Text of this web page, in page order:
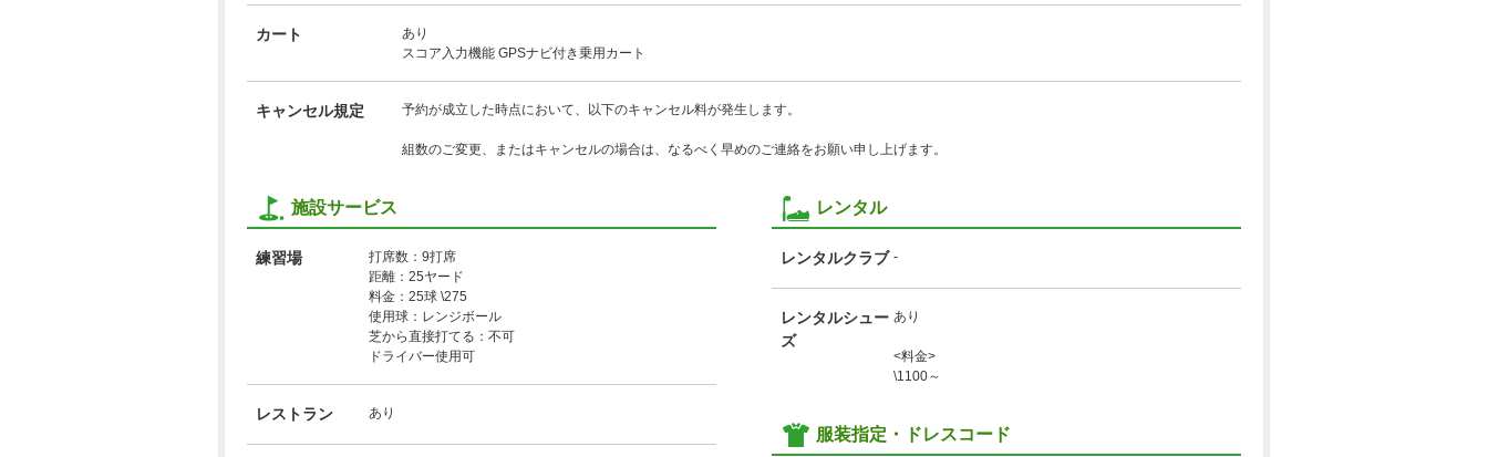
カート
あり
スコア入力機能 GPSナビ付き乗用カート
キャンセル規定 予約が成立した時点において、以下のキャンセル料が発生します。
組数のご変更、またはキャンセルの場合は、なるべく早めのご連絡をお願い申し上げます。
施設サービス
練習場
打席数：9打席
距離：25ヤード
料金：25球 \275
使用球：レンジボール
芝から直接打てる：不可
ドライバー使用可
レストラン あり
レンタル
レンタルクラブ -
レンタルシュー
ズ
あり
<料金>
\1100～
服装指定・ドレスコード